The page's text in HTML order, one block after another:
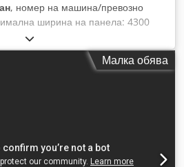
, номер на машина/превозно
ширина на панела: 4300
на панела: 4300 mm Dedpfxey
издаване на основния режещ
челюсти: 8
Малка обява